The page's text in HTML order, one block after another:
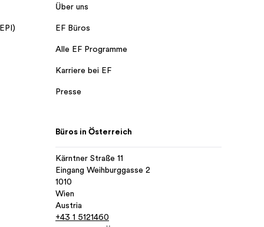
Über uns
EF Büros
Alle EF Programme
Karriere bei EF
Presse
Büros in Österreich
Kärntner Straße 11
Eingang Weihburggasse 2
1010
Wien
Austria
+43 1 5121460